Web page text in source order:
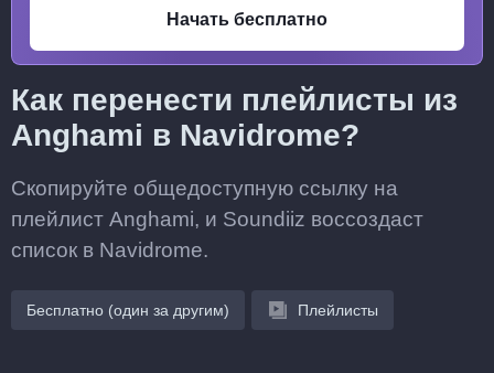
Начать бесплатно
Как перенести плейлисты из
Anghami в Navidrome?
Скопируйте общедоступную ссылку на
плейлист Anghami, и Soundiiz воссоздаст
список в Navidrome.
Бесплатно (один за другим) Плейлисты